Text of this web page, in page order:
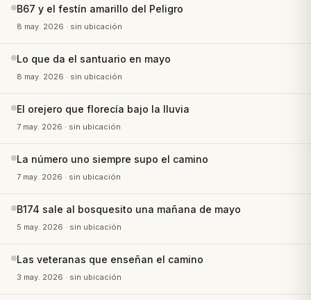
B67 y el festín amarillo del Peligro
8 may. 2026 · sin ubicación
Lo que da el santuario en mayo
8 may. 2026 · sin ubicación
El orejero que florecía bajo la lluvia
7 may. 2026 · sin ubicación
La número uno siempre supo el camino
7 may. 2026 · sin ubicación
B174 sale al bosquesito una mañana de mayo
5 may. 2026 · sin ubicación
Las veteranas que enseñan el camino
3 may. 2026 · sin ubicación